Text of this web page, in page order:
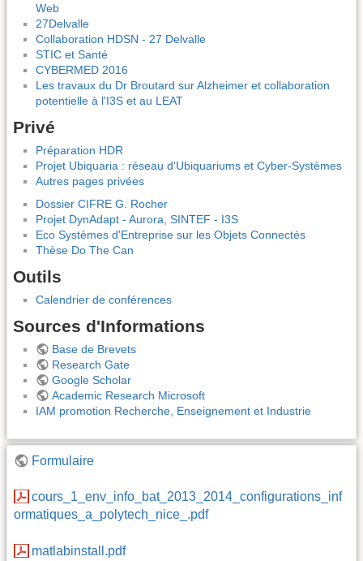
Web
27Delvalle
Collaboration HDSN - 27 Delvalle
STIC et Santé
CYBERMED 2016
Les travaux du Dr Broutard sur Alzheimer et collaboration
potentielle à l'I3S et au LEAT
Privé
Préparation HDR
Projet Ubiquaria : réseau d'Ubiquariums et Cyber-Systèmes
Autres pages privées
Dossier CIFRE G. Rocher
Projet DynAdapt - Aurora, SINTEF - I3S
Eco Systèmes d'Entreprise sur les Objets Connectés
Thèse Do The Can
Outils
Calendrier de conférences
Sources d'Informations
Base de Brevets
Research Gate
Google Scholar
Academic Research Microsoft
IAM promotion Recherche, Enseignement et Industrie
Formulaire
cours_1_env_info_bat_2013_2014_configurations_inf
ormatiques_a_polytech_nice_.pdf
matlabinstall.pdf